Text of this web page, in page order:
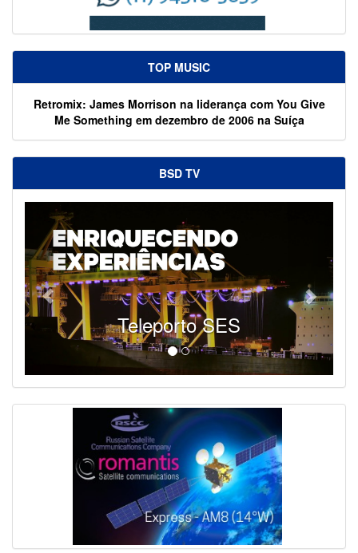
TOP MUSIC
Retromix: James Morrison na liderança com You Give
Me Something em dezembro de 2006 na Suíça
BSD TV
Teleporto SES